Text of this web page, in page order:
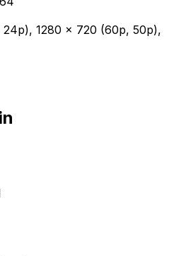
1280 x 720 (60p, 50p),